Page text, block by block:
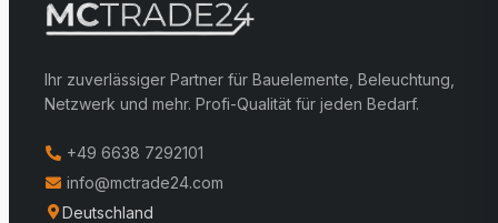
Ihr zuverlässiger Partner für Bauelemente, Beleuchtung,
Netzwerk und mehr. Profi-Qualität für jeden Bedarf.
+49 6638 7292101
info@mctrade24.com
Deutschland